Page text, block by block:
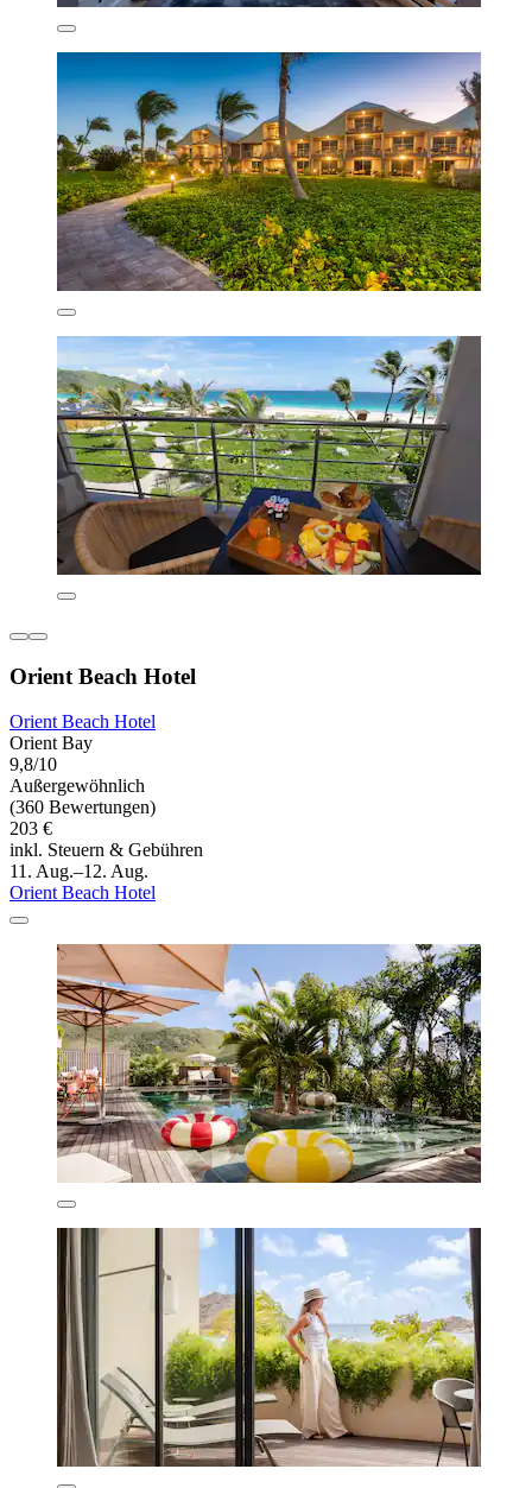
Orient Beach Hotel
Orient Beach Hotel
Orient Bay
9,8/10
Außergewöhnlich
(360 Bewertungen)
203 €
inkl. Steuern & Gebühren
11. Aug.–12. Aug.
Orient Beach Hotel